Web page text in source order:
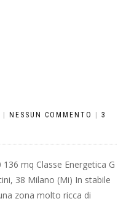
NESSUN COMMENTO
3
mq Classe Energetica G
38 Milano (Mi) In stabile
zona molto ricca di